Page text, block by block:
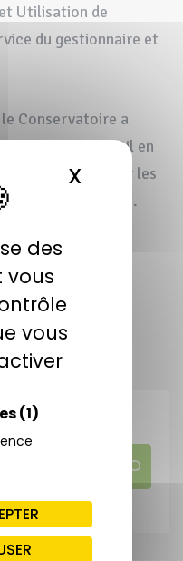
des
vous
vous
(1)
X
Utilisation de
du gestionnaire et
Conservatoire a
au projet, l’outil en
pastoraux sur les
Basque Nord).
2022